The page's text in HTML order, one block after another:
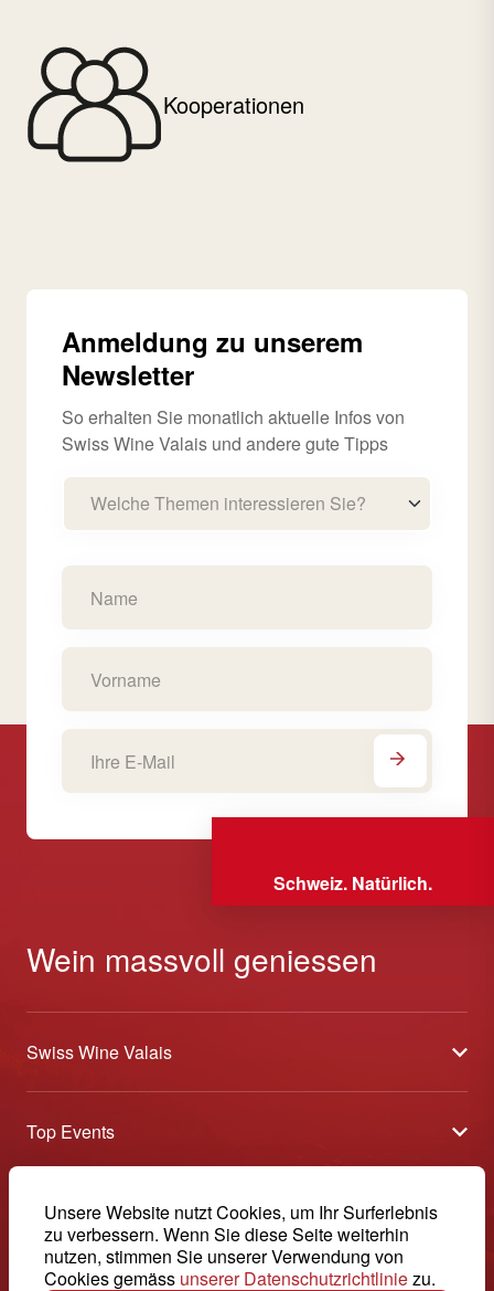
Kooperationen
Unsere Website nutzt Cookies, um Ihr Surferlebnis
zu verbessern. Wenn Sie diese Seite weiterhin
nutzen, stimmen Sie unserer Verwendung von
Cookies gemäss unserer Datenschutzrichtliniezu.
Anmeldung zu unserem
Newsletter
So erhalten Sie monatlich aktuelle Infos von
Swiss Wine Valais und andere gute Tipps
Welche Themen interessieren Sie?
Schweiz. Natürlich.
Wein massvoll geniessen
Swiss Wine Valais
Über uns
Allgemeine Geschäftsbedingungen
Medien
Kontakt
Top Events
Offene Weinkeller
Tavolata
Sélection (Ergebnisse)
Swiss Wine Valais - Avenue de la Gare 2 - CP 144 - 1964
Conthey - Suisse
© 2026, Swiss Wine Valais